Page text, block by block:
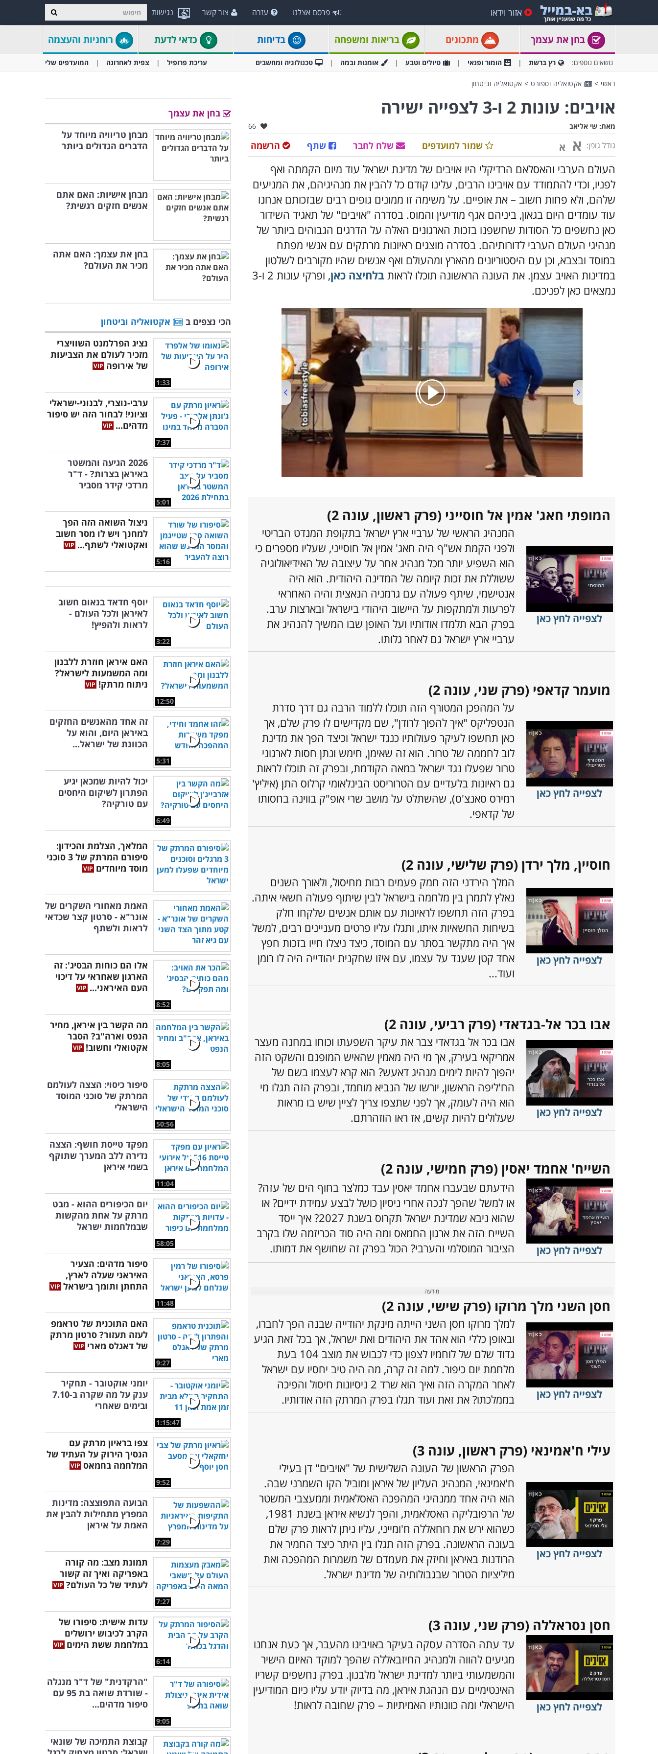
נגישות אזור וידאו פרסם אצלנו עזרה צור קשר
בחן את עצמך מתכונים בריאות ומשפחה בדיחות כדאי לדעת רוחניות והעצמה
נושאים נוספים: רץ ברשת הומור ופנאי טיולים וטבע אומנות ובמה טכנולוגיה ומחשבים עריכת פרופיל צפית לאחרונה המועדפים שלי
ראשי > אקטואליה וספורט > אקטואליה וביטחון
אויבים: עונות 2 ו-3 לצפייה ישירה
מאת: שי אליאב אהבו:
66
גודל גופן: א א הרשמה שתף שלח לחבר שמור למועדפים
העולם הערבי והאסלאם הרדיקלי היו אויבים של מדינת ישראל עוד מיום הקמתה ואף
לפניו, וכדי להתמודד עם אויבינו הרבים, עלינו קודם כל להבין את מנהיגיהם, את המניעים
שלהם, ולא פחות חשוב – את אופיים. על משימה זו ממונים גופים רבים שבזכותם אנחנו
עוד עומדים היום בגאון, ביניהם אגף מודיעין והמוס. בסדרה "אויבים" של תאגיד השידור
כאן נחשפים כל הסודות שחשפנו בזכות הארגונים האלה על הדרגים הגבוהים ביותר של
מנהיגי העולם הערבי לדורותיהם. בסדרה מוצגים ראיונות מרתקים עם אנשי מפתח
במוסד ובצבא, וכן עם היסטוריונים מהארץ ומהעולם ואף אנשים שהיו מקורבים לשלטון
במדינות האויב עצמן. את העונה הראשונה תוכלו לראותבלחיצה כאן
, ופרקי עונות 2 ו-3
נמצאים כאן לפניכם.
00:00/01:01
המופתי חאג' אמין אל חוסייני (פרק ראשון, עונה 2)
לצפייה לחץ כאן
המנהיג הראשי של ערביי ארץ ישראל בתקופת המנדט הבריטי
ולפני הקמת אש"ף היה חאג' אמין אל חוסייני, שעליו מספרים כי
הוא השפיע יותר מכל מנהיג אחר על עיצובה של האידיאולוגיה
ששוללת את זכות קיומה של המדינה היהודית. הוא היה
אנטישמי, שיתף פעולה עם גרמניה הנאצית והיה האחראי
לפרעות ולמתקפות על היישוב היהודי בישראל ובארצות ערב.
בפרק הבא תלמדו אודותיו ועל האופן שבו המשיך להנהיג את
ערביי ארץ ישראל גם לאחר גלותו.
מועמר קדאפי (פרק שני, עונה 2)
לצפייה לחץ כאן
על המהפכן המטורף הזה תוכלו ללמוד הרבה גם דרך סדרת
הנטפליקס "איך להפוך לרודן", שם מקדישים לו פרק שלם, אך
כאן תחשפו לעיקר פעולותיו כנגד ישראל וכיצד הפך את מדינת
לוב לחממה של טרור. הוא זה שאימן, חימש ונתן חסות לארגוני
טרור שפעלו נגד ישראל במאה הקודמת, ובפרק זה תוכלו לראות
גם ראיונות בלעדיים עם הטרוריסט הבינלאומי קרלוס התן (איליץ'
רמירס סאנצ'ס), שהשתלט על מושב שרי אופ"ק בווינה בחסותו
של קדאפי.
חוסיין, מלך ירדן (פרק שלישי, עונה 2)
לצפייה לחץ כאן
המלך הירדני הזה חמק פעמים רבות מחיסול, ולאורך השנים
נאלץ לתמרן בין מלחמה בישראל לבין שיתוף פעולה חשאי איתה.
בפרק הזה תחשפו לראיונות עם אותם אנשים שלקחו חלק
בשיחות החשאיות איתו, ותגלו עליו פרטים מעניינים רבים, למשל
איך היה מתקשר בסתר עם המוסד, כיצד ניצלו חייו בזכות חפץ
אחד קטן שענד על עצמו, עם איזו שחקנית יהודייה היה לו רומן
ועוד...
אבו בכר אל-בגדאדי (פרק רביעי, עונה 2)
לצפייה לחץ כאן
אבו בכר אל בגדאדי צבר את עיקר השפעתו וכוחו במחנה מעצר
אמריקאי בעירק, אך מי היה מאמין שהאיש המופנם והשקט הזה
יהפוך להיות לימים מנהיג דאעש? הוא קרא לעצמו בשם של
הח'ליפה הראשון, יורשו של הנביא מוחמד, ובפרק הזה תגלו מי
הוא היה לעומק, אך לפני שתצפו צריך לציין שיש בו מראות
שעלולים להיות קשים, אז ראו הוזהרתם.
השייח' אחמד יאסין (פרק חמישי, עונה 2)
לצפייה לחץ כאן
הידעתם שבעברו אחמד יאסין עבד כמלצר בחוף הים של עזה?
או למשל שהפך לנכה אחרי ניסיון כושל לבצע עמידת ידיים? או
שהוא ניבא שמדינת ישראל תקרוס בשנת 2027? איך ייסד
השייח הזה את ארגון החמאס ומה היה סוד הכריזמה שלו בקרב
הציבור המוסלמי והערבי? הכול בפרק זה שחושף את דמותו.
חסן השני מלך מרוקו (פרק שישי, עונה 2)
לצפייה לחץ כאן
למלך מרוקו חסן השני הייתה מינקת יהודייה שבנה הפך לחברו,
ובאופן כללי הוא אהד את היהודים ואת ישראל, אך בכל זאת הגיע
גדוד שלם של לוחמיו לצפון כדי לכבוש את מוצב 104 בעת
מלחמת יום כיפור. למה זה קרה, מה היה טיב יחסיו עם ישראל
לאחר המקרה הזה ואיך הוא שרד 2 ניסיונות חיסול והפיכה
בממלכתו? את זאת ועוד תגלו בפרק המרתק הזה אודותיו.
עילי ח'אמינאי (פרק ראשון, עונה 3)
לצפייה לחץ כאן
הפרק הראשון של העונה השלישית של "אויבים" דן בעילי
ח'אמינאי, המנהיג העליון של איראן ומוביל הקו השמרני שבה.
הוא היה אחד ממנהיגי המהפכה האסלאמית וממעצבי המשטר
של הרפובליקה האסלאמית, והפך לנשיא איראן בשנת 1981,
כשהוא ירש את רוחאללה ח'ומייני, עליו ניתן לראות פרק שלם
בעונה הראשונה. בפרק הזה תגלו בין היתר כיצד החמיר את
הרודנות באיראן וחיזק את מעמדם של משמרות המהפכה ואת
מיליציות הטרור שבגבולותיה של מדינת ישראל.
חסן נסראללה (פרק שני, עונה 3)
לצפייה לחץ כאן
עד עתה הסדרה עסקה בעיקר באויבינו מהעבר, אך כעת אנחנו
מגיעים להווה ולמנהיג החיזבאללה שהפך למוקד האיום הישיר
והמשמעותי ביותר למדינת ישראל מלבנון. בפרק נחשפים קשריו
האינטימיים עם הנהגת איראן, מה בדיוק יודע עליו כיום המודיעין
הישראלי ומה כוונותיו האמיתיות – פרק שחובה לראות!
בחן את עצמך
מבחן טריוויה מיוחד על
הדברים הגדולים ביותר
מבחן אישיות: האם אתם
אנשים חזקים רגשית?
בחן את עצמך: האם אתה
מכיר את העולם?
הכי נצפים ב אקטואליה וביטחון
1:33
נציג הפרלמנט השוויצרי
מזכיר לעולם את הצביעות
של אירופה
7:37
ערבי-נוצרי, לבנוני-ישראלי
וציוני! לבחור הזה יש סיפור
מדהים...
5:01
2026 הגיעה והמשטר
באיראן בצרות? - ד"ר
מרדכי קידר מסביר
5:16
ניצול השואה הזה הפך
למחנך ויש לו מסר חשוב
ואקטואלי לשתף...
3:22
יוסף חדאד בנאום חשוב
לאיראן ולכל העולם -
לראות ולהפיץ!
12:50
האם איראן חוזרת ללבנון
ומה המשמעות לישראל?
ניתוח מרתק!
5:31
זה אחד מהאנשים החזקים
באיראן היום, והוא על
הכוונת של ישראל...
6:49
יכול להיות שמכאן יגיע
הפתרון לשיקום היחסים
עם טורקיה?
המלאך, הצלמת והכידון:
סיפורם המרתק של 3 סוכני
מוסד מיוחדים
האמת מאחורי השקרים של
אונר"א - סרטון קצר שכדאי
לראות ולשתף
8:52
אלו הם כוחות הבסיג': זה
הארגון שאחראי על דיכוי
העם האיראני...
8:05
מה הקשר בין איראן, מחיר
הנפט וארה"ב? הסבר
אקטואלי וחשוב!
50:56
סיפור כיסוי: הצצה לעולמם
המרתק של סוכני המוסד
הישראלי
11:04
מפקד טייסת חושף: הצצה
נדירה ללב המערך שתוקף
בשמי איראן
58:05
יום הכיפורים ההוא - מבט
מרתק על אחת מהקשות
שבמלחמות ישראל
11:48
סיפור מדהים: הצעיר
האיראני שעלה לארץ,
התחתן ותומך בישראל
9:27
האם התוכנית של טראמפ
לעזה תעזור? סרטון מרתק
של דאגלס מארי
1:15:47
יומני אוקטובר - תחקיר
ענק על מה שקרה ב-7.10
ובימים שאחרי
9:52
צפו בראיון מרתק עם
הנסיך הירוק על העתיד של
המלחמה בחמאס
7:29
הבועה התפוצצה: מדינות
המפרץ מתחילות להבין את
האמת על איראן
7:27
תמונת מצב: מה קורה
באפריקה ואיך זה קשור
לעתיד של כל העולם?
6:14
עדות אישית: סיפורו של
הקרב לכיבוש ירושלים
במלחמת ששת הימים
9:05
"הרקדנית" של ד"ר מנגלה
- שורדת שואה בת 95 עם
סיפור מדהים...
קבוצת התמיכה של שונאי